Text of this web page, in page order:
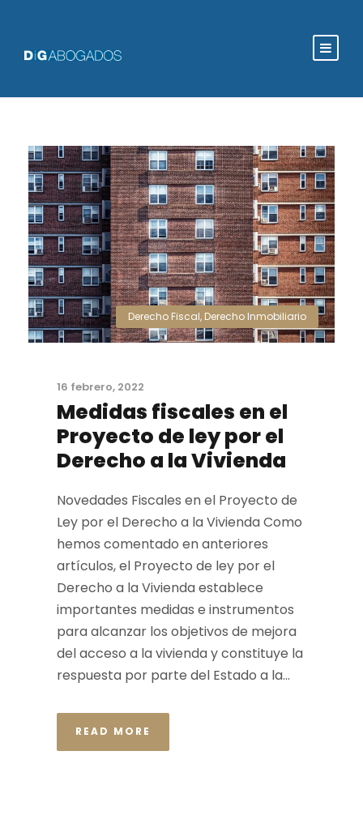
Derecho Fiscal, Derecho Inmobiliario
16 febrero, 2022
Medidas fiscales en el
Proyecto de ley por el
Derecho a la Vivienda
Novedades Fiscales en el Proyecto de
Ley por el Derecho a la Vivienda Como
hemos comentado en anteriores
artículos, el Proyecto de ley por el
Derecho a la Vivienda establece
importantes medidas e instrumentos
para alcanzar los objetivos de mejora
del acceso a la vivienda y constituye la
respuesta por parte del Estado a la...
READ MORE